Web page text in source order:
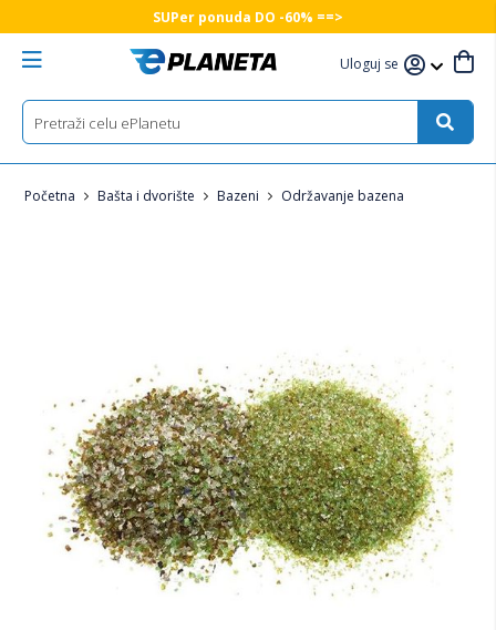
SUPer ponuda DO -60% ==>
Uloguj se
Početna Bašta i dvorište Bazeni Održavanje bazena